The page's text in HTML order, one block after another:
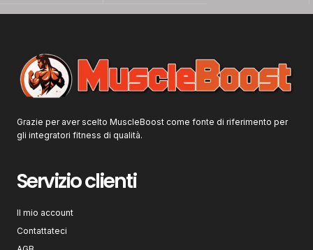
Grazie per aver scelto MuscleBoost come fonte di riferimento per
gli integratori fitness di qualità.
Servizio clienti
Il mio account
Contattateci